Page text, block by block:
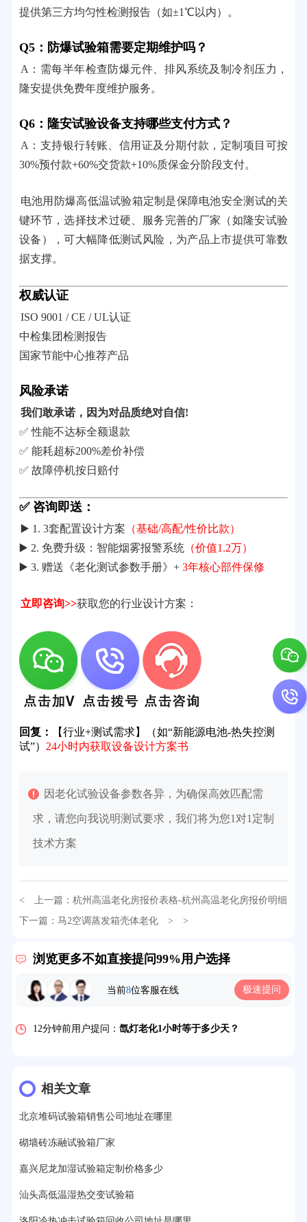
提供第三方均匀性检测报告（如±1℃以内）。
Q5：防爆试验箱需要定期维护吗？
A：需每半年检查防爆元件、排风系统及制冷剂压力，
隆安提供免费年度维护服务。
Q6：隆安试验设备支持哪些支付方式？
A：支持银行转账、信用证及分期付款，定制项目可按
30%预付款+60%交货款+10%质保金分阶段支付。
电池用防爆高低温试验箱定制是保障电池安全测试的关
键环节，选择技术过硬、服务完善的厂家（如隆安试验
设备），可大幅降低测试风险，为产品上市提供可靠数
据支撑。
权威认证
ISO 9001 / CE / UL认证
中检集团检测报告
国家节能中心推荐产品
风险承诺
我们敢承诺，因为对品质绝对自信!
✅ 性能不达标全额退款
✅ 能耗超标200%差价补偿
✅ 故障停机按日赔付
✅ 咨询即送：
▶️ 1. 3套配置设计方案 （基础/高配/性价比款）
▶️ 2. 免费升级：智能烟雾报警系统（价值1.2万）
▶️ 3. 赠送《老化测试参数手册》+ 3年核心部件保修
立即咨询>>获取您的行业设计方案：
回复：
【行业+测试需求】（如“新能源电池-热失控测
试”） 24小时内获取设备设计方案书
因老化试验设备参数各异，为确保高效匹配需
求，请您向我说明测试要求，我们将为您1对1定制
技术方案
< 上一篇： 杭州高温老化房报价表格-杭州高温老化房报价明细
下一篇： 马2空调蒸发箱壳体老化> >
浏览更多不如直接提问99%用户选择
当前8位客服在线 极速提问
2分钟前用户提问：大型高温老化房价格多少钱？
10分钟前用户提问：
12分钟前用户提问： 氙灯老化1小时等于多少天？
15分钟前用户提问：
17分钟前用户提问：步入式老化房有多大的？
22分钟前用户提问：
25分钟前用户提问：老化箱和干燥箱区别？
27分钟前用户提问：移动电源老化柜与电池柜的区别？
相关文章
北京堆码试验箱销售公司地址在哪里
砌墙砖冻融试验箱厂家
嘉兴尼龙加湿试验箱定制价格多少
汕头高低温湿热交变试验箱